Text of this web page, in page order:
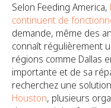
Selon Feeding America,
continuent de
demande, même des
connaît régulièrement
régions comme Dallas
importante et de sa
recherchez une
Houston, plusieurs